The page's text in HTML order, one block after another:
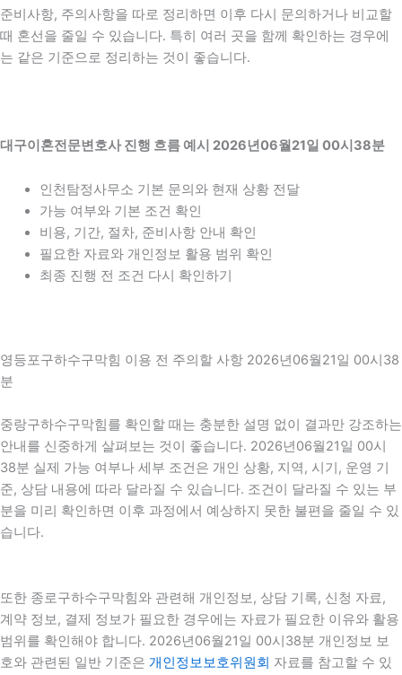
준비사항, 주의사항을 따로 정리하면 이후 다시 문의하거나 비교할
때 혼선을 줄일 수 있습니다. 특히 여러 곳을 함께 확인하는 경우에
는 같은 기준으로 정리하는 것이 좋습니다.
대구이혼전문변호사 진행 흐름 예시 2026년06월21일 00시38분
인천탐정사무소 기본 문의와 현재 상황 전달
가능 여부와 기본 조건 확인
비용, 기간, 절차, 준비사항 안내 확인
필요한 자료와 개인정보 활용 범위 확인
최종 진행 전 조건 다시 확인하기
영등포구하수구막힘 이용 전 주의할 사항 2026년06월21일 00시38
분
중랑구하수구막힘를 확인할 때는 충분한 설명 없이 결과만 강조하는
안내를 신중하게 살펴보는 것이 좋습니다. 2026년06월21일 00시
38분 실제 가능 여부나 세부 조건은 개인 상황, 지역, 시기, 운영 기
준, 상담 내용에 따라 달라질 수 있습니다. 조건이 달라질 수 있는 부
분을 미리 확인하면 이후 과정에서 예상하지 못한 불편을 줄일 수 있
습니다.
또한 종로구하수구막힘와 관련해 개인정보, 상담 기록, 신청 자료,
계약 정보, 결제 정보가 필요한 경우에는 자료가 필요한 이유와 활용
범위를 확인해야 합니다. 2026년06월21일 00시38분 개인정보 보
호와 관련된 일반 기준은 개인정보보호위원회 자료를 참고할 수 있